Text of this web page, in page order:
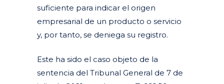
suficiente para indicar el origen
empresarial de un producto o servicio
y, por tanto, se deniega su registro.
Este ha sido el caso objeto de la
sentencia del Tribunal General de 7 de